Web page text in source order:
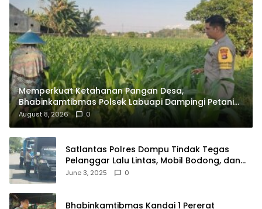
Memperkuat Ketahanan Pangan Desa,
Bhabinkamtibmas Polsek Labuapi Dampingi Petani
Kuranji Dalang
August 8, 2026 0
Satlantas Polres Dompu Tindak Tegas
Pelanggar Lalu Lintas, Mobil Bodong, dan
Kendaraan Tak Bayar Pajak
June 3, 2025 0
Bhabinkamtibmas Kandai 1 Pererat